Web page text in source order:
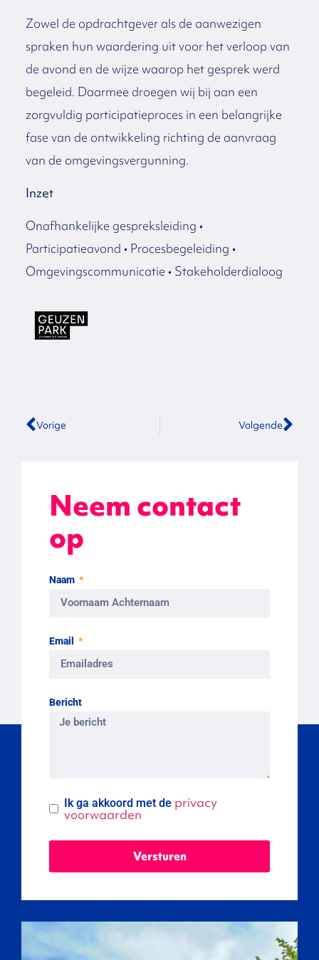
Zowel de opdrachtgever als de aanwezigen
spraken hun waardering uit voor het verloop van
de avond en de wijze waarop het gesprek werd
begeleid. Daarmee droegen wij bij aan een
zorgvuldig participatieproces in een belangrijke
fase van de ontwikkeling richting de aanvraag
van de omgevingsvergunning.
Inzet
Onafhankelijke gespreksleiding •
Participatieavond • Procesbegeleiding •
Omgevingscommunicatie • Stakeholderdialoog
Vorige Volgende
Neem contact
op
Naam
Email
Bericht
Ik ga akkoord met de privacy
voorwaarden
Versturen